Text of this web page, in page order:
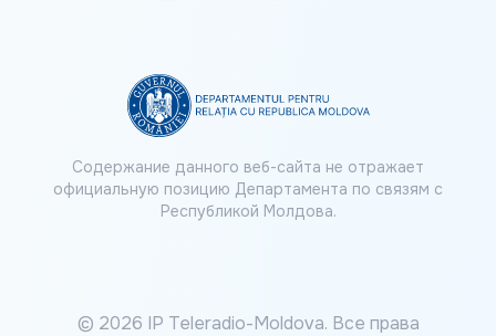
Содержание данного веб-сайта не отражает
официальную позицию Департамента по связям с
Республикой Молдова.
© 2026 IP Teleradio-Moldova. Все права